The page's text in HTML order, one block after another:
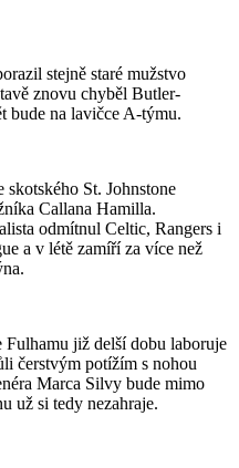
stejně staré mužstvo
znovu chyběl Butler-
bude na lavičce A-týmu.
skotského St. Johnstone
Callana Hamilla.
odmítnul Celtic, Rangers i
a v létě zamíří za více než
Fulhamu již delší dobu laboruje
čerstvým potížím s nohou
Marca Silvy bude mimo
už si tedy nezahraje.